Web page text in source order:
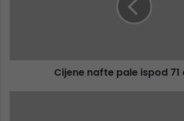
Cijene nafte pale ispod